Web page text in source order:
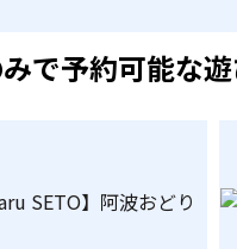
で予約可能な